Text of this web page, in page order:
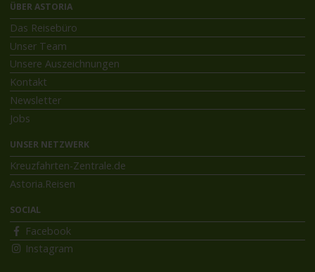
ÜBER ASTORIA
Das Reisebüro
Unser Team
Unsere Auszeichnungen
Kontakt
Newsletter
Jobs
UNSER NETZWERK
Kreuzfahrten-Zentrale.de
Astoria.Reisen
SOCIAL
Facebook
Instagram